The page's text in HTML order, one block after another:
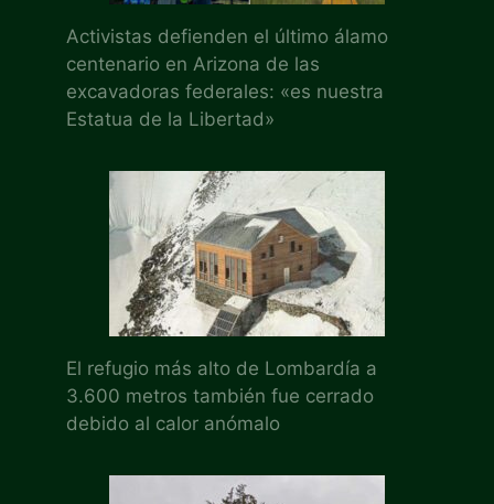
Activistas defienden el último álamo
centenario en Arizona de las
excavadoras federales: «es nuestra
Estatua de la Libertad»
El refugio más alto de Lombardía a
3.600 metros también fue cerrado
debido al calor anómalo